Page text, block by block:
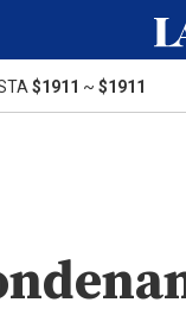
$1911 ~ $1911